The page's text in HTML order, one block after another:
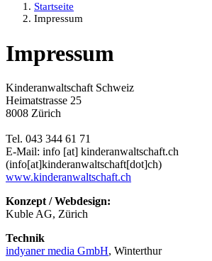
Startseite
Impressum
Impressum
Kinderanwaltschaft Schweiz
Heimatstrasse 25
8008 Zürich
Tel. 043 344 61 71
E-Mail: info [at] kinderanwaltschaft.ch
(info[at]kinderanwaltschaft[dot]ch)
www.kinderanwaltschaft.ch
Konzept / Webdesign:
Kuble AG, Zürich
Technik
indyaner media GmbH, Winterthur